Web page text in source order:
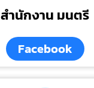
สำนักงาน มนตรี
Facebook